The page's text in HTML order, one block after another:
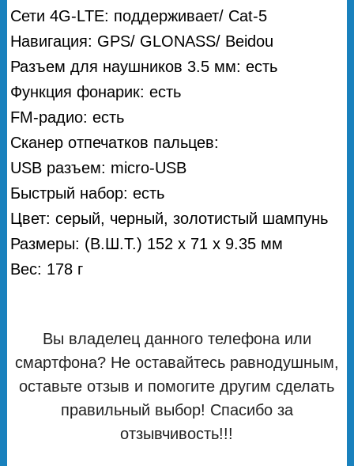
Сети 4G-LTE: поддерживает/ Cat-5
Навигация: GPS/ GLONASS/ Beidou
Разъем для наушников 3.5 мм: есть
Функция фонарик: есть
FM-радио: есть
Сканер отпечатков пальцев:
USB разъем: micro-USB
Быстрый набор: есть
Цвет: серый, черный, золотистый шампунь
Размеры: (В.Ш.Т.) 152 х 71 х 9.35 мм
Вес: 178 г
Вы владелец данного телефона или
смартфона? Не оставайтесь равнодушным,
оставьте отзыв и помогите другим сделать
правильный выбор! Спасибо за
отзывчивость!!!